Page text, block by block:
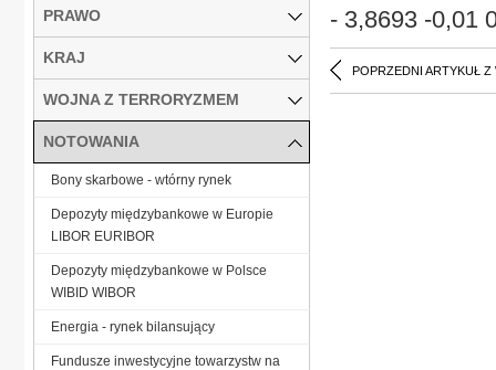
- 3,8693 -
POPRZEDNI ARTYKUŁ Z
PRAWO
KRAJ
WOJNA Z TERRORYZMEM
NOTOWANIA
Bony skarbowe - wtórny rynek
Depozyty międzybankowe w Europie
LIBOR EURIBOR
Depozyty międzybankowe w Polsce
WIBID WIBOR
Energia - rynek bilansujący
Fundusze inwestycyjne towarzystw na